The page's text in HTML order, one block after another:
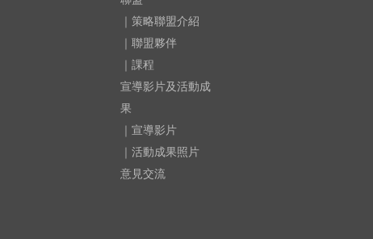
｜策略聯盟介紹
｜聯盟夥伴
｜課程
宣導影片及活動成
果
｜宣導影片
｜活動成果照片
意見交流